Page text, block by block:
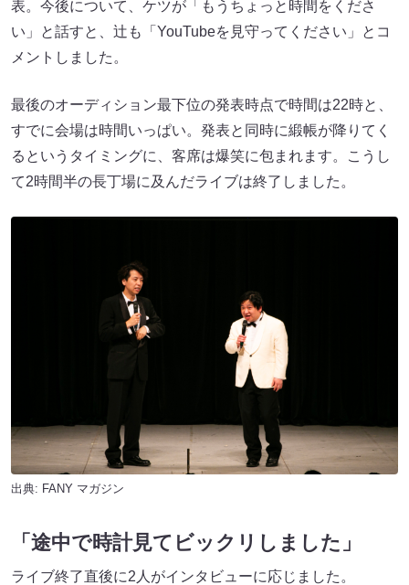
表。今後について、ケツが「もうちょっと時間をくださ
い」と話すと、辻も「YouTubeを見守ってください」とコ
メントしました。
最後のオーディション最下位の発表時点で時間は22時と、
すでに会場は時間いっぱい。発表と同時に緞帳が降りてく
るというタイミングに、客席は爆笑に包まれます。こうし
て2時間半の長丁場に及んだライブは終了しました。
出典: FANY マガジン
「途中で時計見て ビックリしました 」
ライブ終了直後に2人がインタビューに応じました。